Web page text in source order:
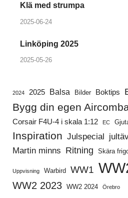
Klä med strumpa
2025-06-24
Linköping 2025
2025-05-26
2024 2025 Balsa Bilder Boktips
Bygg din egen
Corsair F4U-4 i skala 1:12 EC
Inspiration Julspecial
Martin minns Ritning Skära
Uppvisning Warbird WW1
WW2 2023 WW2 2024 Örebro